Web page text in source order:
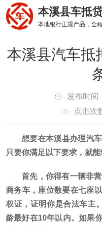
本溪县车抵
本地银行正规产品，全
本溪县汽车抵
发布时间
点击次
想要在本溪县办理汽
只要你满足以下要求，就能
首先，你得有一辆非
商务车，座位数要在七座
权证，证明你是合法车主
龄最好在10年以内。如果